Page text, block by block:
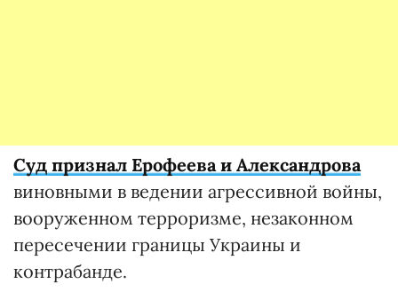
Суд признал Ерофеева и Александрова
виновными в ведении агрессивной войны,
вооруженном терроризме, незаконном
пересечении границы Украины и
контрабанде.